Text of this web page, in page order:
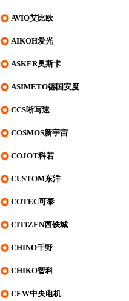
AVIO艾比欧
AIKOH爱光
ASKER奥斯卡
ASIMETO德国安度
CCS晰写速
COSMOS新宇宙
COJOT科若
CUSTOM东洋
COTEC可泰
CITIZEN西铁城
CHINO千野
CHIKO智科
CEW中央电机